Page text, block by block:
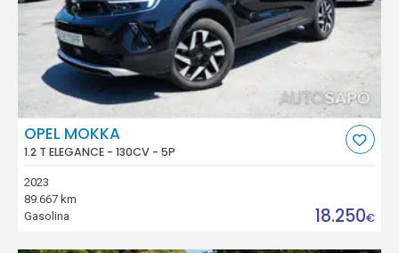
OPEL MOKKA
1.2 T ELEGANCE - 130CV - 5P
2023
89.667 km
Gasolina
18.250€